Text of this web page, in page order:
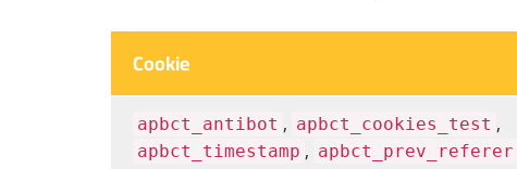
Cookie
apbct_antibot , apbct_cookies_test ,
apbct_timestamp , apbct_prev_referer